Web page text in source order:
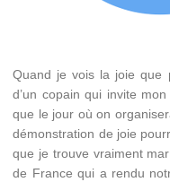
Quand je vois la joie que
d’un copain qui invite
que le jour où on
démonstration de joie
que je trouve vraiment
de France qui a rendu